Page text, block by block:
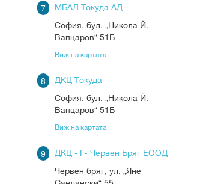
7
МБАЛ Токуда АД
София, бул. „Никола Й.
Вапцаров“ 51Б
Виж на картата
8
ДКЦ Токуда
София, бул. „Никола Й.
Вапцаров“ 51Б
Виж на картата
9
ДКЦ - І - Червен Бряг ЕООД
Червен бряг, ул. „Яне